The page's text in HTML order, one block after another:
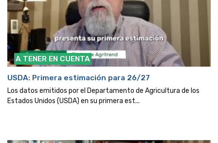
A TENER EN CUENTA
USDA: Primera estimación para 26/27
Los datos emitidos por el Departamento de Agricultura de los
Estados Unidos (USDA) en su primera est...